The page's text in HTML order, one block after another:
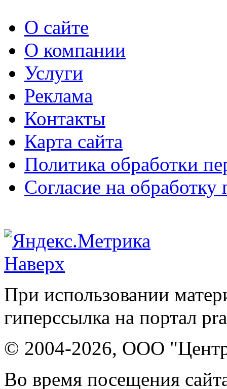
О сайте
О компании
Услуги
Реклама
Контакты
Карта сайта
Политика обработки
Согласие на
Наверх
При использовании
гиперссылка на портал
© 2004-2026, ООО "Центр
Во время посещения